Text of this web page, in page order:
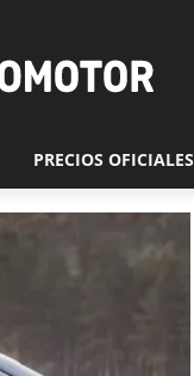
PRECIOS OFICIALES